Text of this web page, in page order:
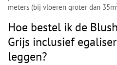
meters (bij vloeren groter dan
Hoe bestel ik de
Grijs inclusief
leggen?